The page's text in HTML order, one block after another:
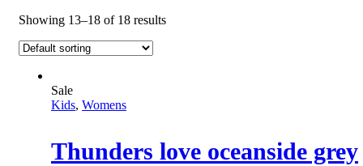
Showing 13–18 of 18 results
Sale
Kids, Womens
Thunders love oceanside grey